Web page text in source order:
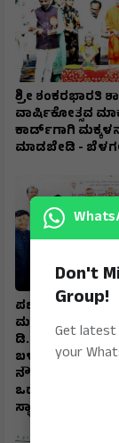
ಶ್ರೀ ಶಂಕರಭಾರತಿ
ವಾರ್ಷಿಕೋತ್ಸವ
ಕಾರ್ಡ್‌ಗಾಗಿ
ಮಾಡಬೇಡಿ -
ಪಟ್ಟಣ ಸಹಕಾರ
ಮಹಾಮಂಡಳದ
ಡಿ.ಎಚ್.ಓ ಸನ್ಮಾನ
ಬಳಗದ ಬೆಂಬಲ,
ನೌಕರರೊಂದಿಗಿನ
ಒಡನಾಟದಿಂದ
ಸ್ಥಾನಮಾನ
Don't
Group!
Get
your